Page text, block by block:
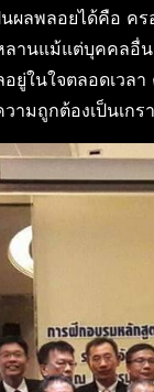
ผลพลอยได้คือ ค
ลานแม้แต่บุคคลอื่
ในใจตลอดเวลา
ามถูกต้องเป็นเก